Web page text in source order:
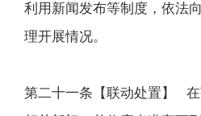
利用新闻发布等制度，依法
理开展情况。
第二十一条【联动处置】 在